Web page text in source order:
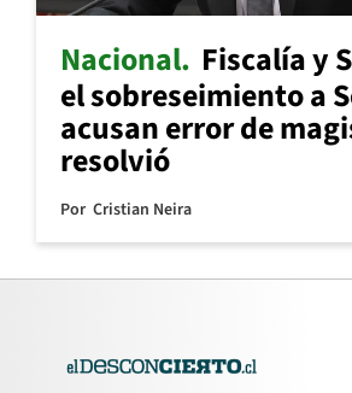
Nacional Fiscalía y
el sobreseimiento a
acusan error de
resolvió
Por Cristian Neira